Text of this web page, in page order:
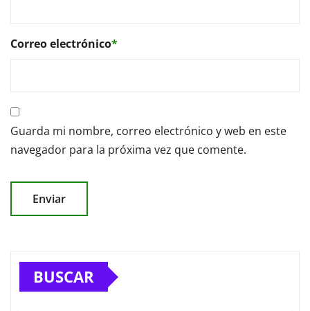
Correo electrónico*
Guarda mi nombre, correo electrónico y web en este
navegador para la próxima vez que comente.
BUSCAR